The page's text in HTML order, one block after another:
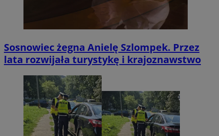
Sosnowiec żegna Anielę Szlompek. Przez
lata rozwijała turystykę i krajoznawstwo